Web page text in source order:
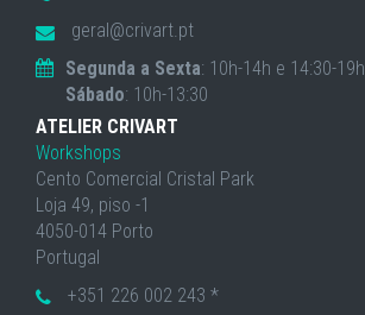
geral@crivart.pt
Segunda a Sexta: 10h-14h e 14:30-19h
Sábado: 10h-13:30
ATELIER CRIVART
Workshops
Cento Comercial Cristal Park
Loja 49, piso -1
4050-014 Porto
Portugal
+351 226 002 243 *